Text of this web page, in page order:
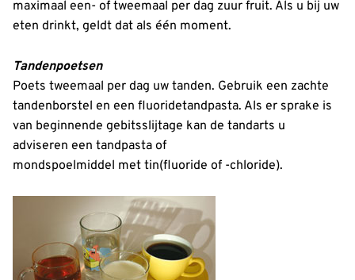
maximaal een- of tweemaal per dag zuur fruit. Als u bij uw
eten drinkt, geldt dat als één moment.
Tandenpoetsen
Poets tweemaal per dag uw tanden. Gebruik een zachte
tandenborstel en een fluoridetandpasta. Als er sprake is
van beginnende gebitsslijtage kan de tandarts u
adviseren een tandpasta of
mondspoelmiddel met tin(fluoride of -chloride).